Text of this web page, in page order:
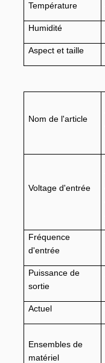
Température
Humidité
Aspect et taille
Nom de l'article
Voltage d'entrée
Fréquence
d'entrée
Puissance de
sortie
Actuel
Ensembles de
matériel